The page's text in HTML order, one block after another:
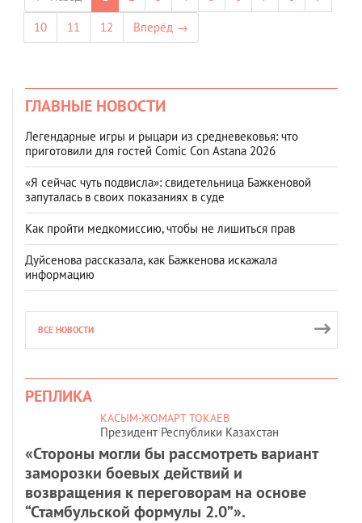
10
11 12 Вперёд →
ГЛАВНЫЕ НОВОСТИ
Легендарные игры и рыцари из средневековья: что
приготовили для гостей Comic Con Astana 2026
«Я сейчас чуть подвисла»: свидетельница Бажкеновой
запуталась в своих показаниях в суде
Как пройти медкомиссию, чтобы не лишиться прав
Дуйсенова рассказала, как Бажкенова искажала
информацию
ВСЕ НОВОСТИ
РЕПЛИКА
КАСЫМ-ЖОМАРТ ТОКАЕВ
Президент Республики Казахстан
«Стороны могли бы рассмотреть вариант
заморозки боевых действий и
возвращения к переговорам на основе
“Стамбульской формулы 2.0”».